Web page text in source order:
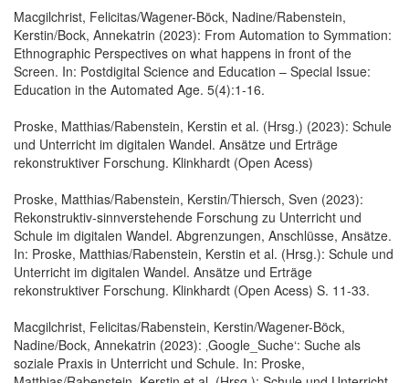
Macgilchrist, Felicitas/Wagener-Böck, Nadine/Rabenstein,
Kerstin/Bock, Annekatrin (2023): From Automation to Symmation:
Ethnographic Perspectives on what happens in front of the
Screen. In: Postdigital Science and Education – Special Issue:
Education in the Automated Age. 5(4):1-16.
Proske, Matthias/Rabenstein, Kerstin et al. (Hrsg.) (2023): Schule
und Unterricht im digitalen Wandel. Ansätze und Erträge
rekonstruktiver Forschung. Klinkhardt (Open Acess)
Proske, Matthias/Rabenstein, Kerstin/Thiersch, Sven (2023):
Rekonstruktiv-sinnverstehende Forschung zu Unterricht und
Schule im digitalen Wandel. Abgrenzungen, Anschlüsse, Ansätze.
In: Proske, Matthias/Rabenstein, Kerstin et al. (Hrsg.): Schule und
Unterricht im digitalen Wandel. Ansätze und Erträge
rekonstruktiver Forschung. Klinkhardt (Open Acess) S. 11-33.
Macgilchrist, Felicitas/Rabenstein, Kerstin/Wagener-Böck,
Nadine/Bock, Annekatrin (2023): ‚Google_Suche‘: Suche als
soziale Praxis in Unterricht und Schule. In: Proske,